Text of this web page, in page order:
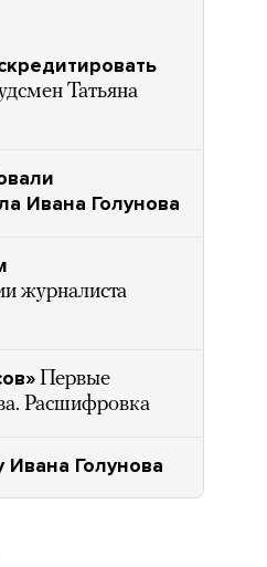
Татьяна
Ивана Голунова
журналиста
Первые
Расшифровка
Голунова